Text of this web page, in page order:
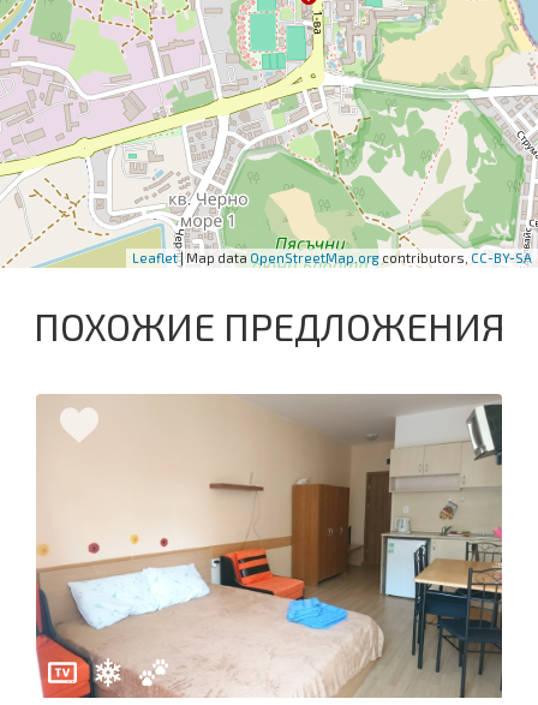
Leaflet| Map data OpenStreetMap.org contributors, CC-BY-SA
ПОХОЖИЕ ПРЕДЛОЖЕНИЯ